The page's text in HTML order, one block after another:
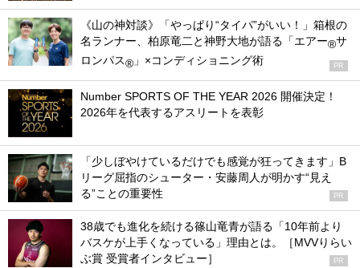
《山の神対談》「やっぱり“タイパ”がいい！」箱根の
名ランナー、柏原竜二と神野大地が語る「エアー®サ
ロンパス® 」×コンディショニング術 PR
Number SPORTS OF THE YEAR 2026 開催決定！
2026年を代表するアスリートを表彰
「少しぼやけているだけでも感覚が狂ってきます」B
リーグ屈指のシューター・安藤周人が明かす“見え
る”ことの重要性
PR
38歳でも進化を続ける篠山竜青が語る「10年前より
バスケが上手くなっている」理由とは。［MVVりらい
ぶ賞 受賞者インタビュー］
PR